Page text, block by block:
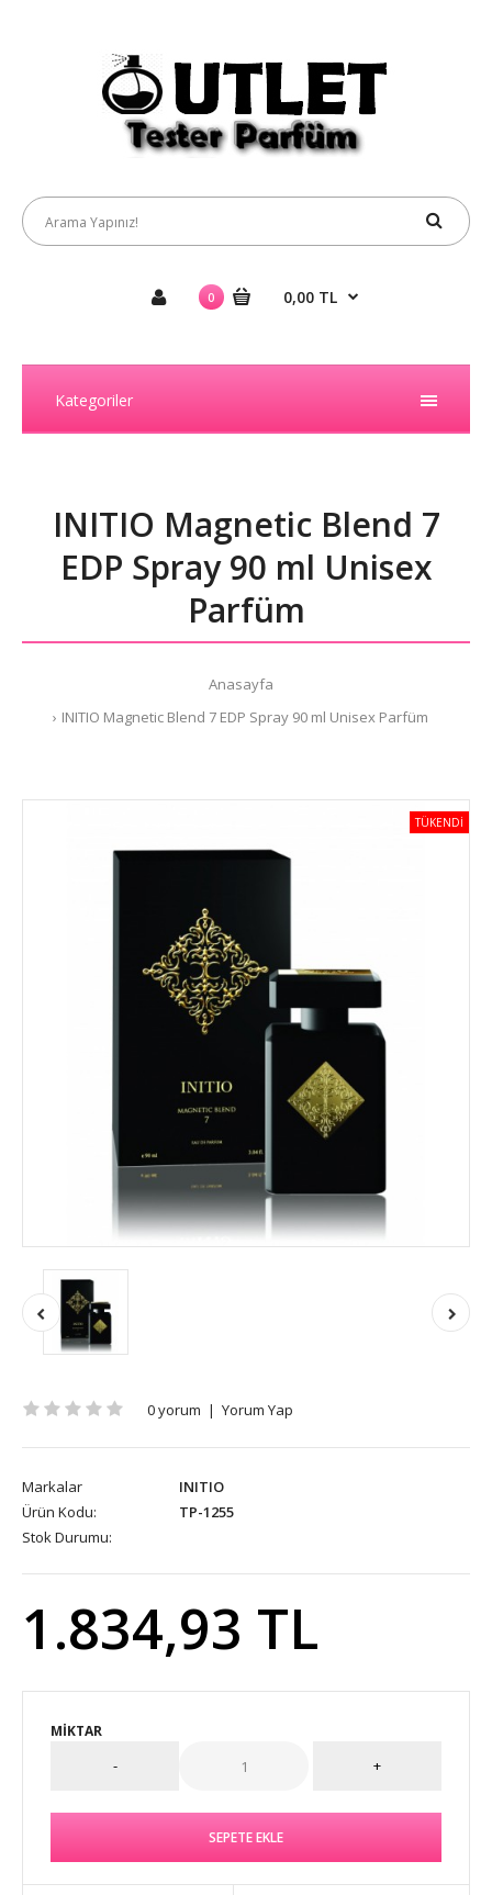
0 0,00 TL
Kategoriler
INITIO Magnetic Blend 7
EDP Spray 90 ml Unisex
Parfüm
Anasayfa
INITIO Magnetic Blend 7 EDP Spray 90 ml Unisex Parfüm
TÜKENDİ
0 yorum | Yorum Yap
Markalar
INITIO
Ürün Kodu:
TP-1255
Stok Durumu:
1.834,93 TL
MIKTAR